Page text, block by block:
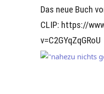
Das neue Buch
CLIP: https://
v=C2GYqZqGRoU